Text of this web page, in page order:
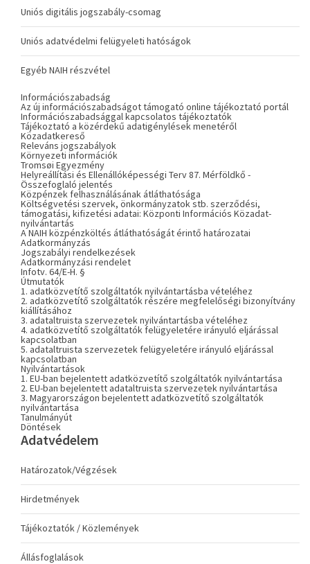
Uniós digitális jogszabály-csomag
Uniós adatvédelmi felügyeleti hatóságok
Egyéb NAIH részvétel
Információszabadság
Az új információszabadságot támogató online tájékoztató portál
Információszabadsággal kapcsolatos tájékoztatók
Tájékoztató a közérdekű adatigénylések menetéről
Közadatkereső
Releváns jogszabályok
Környezeti információk
Tromsøi Egyezmény
Helyreállítási és Ellenállóképességi Terv 87. Mérföldkő -
Összefoglaló jelentés
Közpénzek felhasználásának átláthatósága
Költségvetési szervek, önkormányzatok stb. szerződési,
támogatási, kifizetési adatai: Központi Információs Közadat-
nyilvántartás
A NAIH közpénzköltés átláthatóságát érintő határozatai
Adatkormányzás
Jogszabályi rendelkezések
Adatkormányzási rendelet
Infotv. 64/E-H. §
Útmutatók
1. adatközvetítő szolgáltatók nyilvántartásba vételéhez
2. adatközvetítő szolgáltatók részére megfelelőségi bizonyítvány
kiállításához
3. adataltruista szervezetek nyilvántartásba vételéhez
4. adatközvetítő szolgáltatók felügyeletére irányuló eljárással
kapcsolatban
5. adataltruista szervezetek felügyeletére irányuló eljárással
kapcsolatban
Nyilvántartások
1. EU-ban bejelentett adatközvetítő szolgáltatók nyilvántartása
2. EU-ban bejelentett adataltruista szervezetek nyilvántartása
3. Magyarországon bejelentett adatközvetítő szolgáltatók
nyilvántartása
Tanulmányút
Döntések
Adatvédelem
Határozatok/Végzések
Hirdetmények
Tájékoztatók / Közlemények
Állásfoglalások